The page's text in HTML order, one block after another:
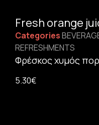
Fresh orange
Categories
REFRESHMENTS
Φρέσκος χυμός
5.30€